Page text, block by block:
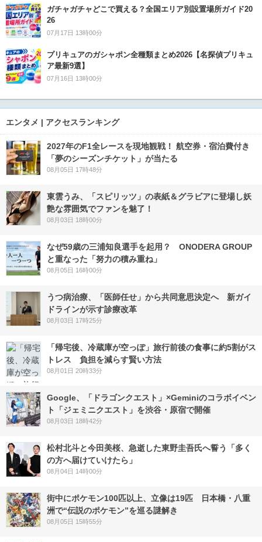
ガチャガチャどこで買える？全国エリア別設置場所ガイド20
26
07月17日 13時00分
プリキュアのガシャポン全種類まとめ2026【名探偵プリキュ
ア最新9選】
07月16日 13時00分
エンタメ | アクセスランキング
2027年のF1全レースを現地観戦！ 航空券・宿泊費付き
「夢のシーズンチケット」が当たる
08月05日 17時48分
東雲うみ、「スピリッツ」の表紙＆グラビアに登場し妖
艶な雰囲気でファンを魅了！
08月03日 18時00分
なぜ59歳の三浦知良選手を起用？ ONODERA GROUP
と重なった「努力の積み重ね」
08月05日 16時00分
うつ病治療、「医師任せ」から共同意思決定へ 新ガイ
ドラインが示す診療改革
08月03日 17時25分
「帰宅後、冷蔵庫が空っぽ」旅行前後の食事に約5割がス
トレス 負担を減らす賢い方法
08月01日 20時33分
Google、「ドラゴンクエスト」×Geminiのコラボイベン
ト「ジェミニクエスト」を渋谷・原宿で開催
08月03日 18時42分
松村北斗と今田美桜、急逝した東野圭吾氏へ誓う「多く
の方へ届けていけたら」
08月04日 14時00分
街中にポケモン100匹以上、立像は19匹 日本橋・八重
洲で“伝説のポケモン”を巡る謎解き
08月05日 15時55分